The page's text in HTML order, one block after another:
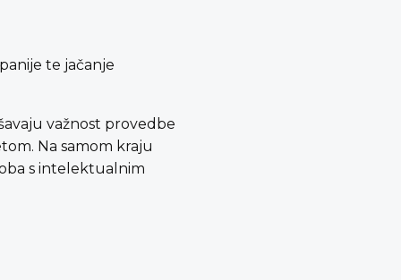
te jačanje
važnost provedbe
Na samom kraju
s intelektualnim